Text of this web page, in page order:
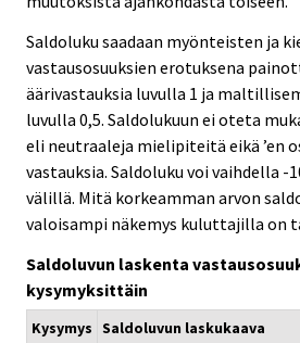
Saldoluku saadaan myönteisten ja
vastausosuuksien erotuksena
äärivastauksia luvulla 1 ja
luvulla 0,5. Saldolukuun ei oteta
eli neutraaleja mielipiteitä eikä ’en
vastauksia. Saldoluku voi vaihdella -
välillä. Mitä korkeamman arvon
valoisampi näkemys kuluttajilla on
Saldoluvun laskenta
kysymyksittäin
Kysymys Saldoluvun laskukaava